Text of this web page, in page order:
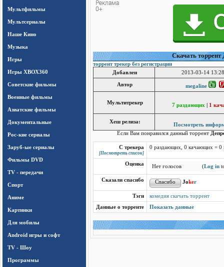
Мультфильмы
Мультсериалы
Наше Кино
Музыка
Игры
Игры ХВОХ360
Cоветские фильмы
Военные фильмы
Азиатские фильмы
Документальные
Рос-кие сериалы
Заруб-ые сериалы
Фильмы DVD
TV - передачи
Спорт
Аниме
Картинки
Для мобилы
Android игры и софт
TV - Шоу
Программы
Cкачать
торрент трекер без регистрации
Добавлен
2013-03-14
Автор megaline
Мультитрекер 7 раздающих 1
Хеш релиза:
Посмотреть
Если Вам понравился данный торрент
С трекера
[Посмотреть список]
0 раздающих, 0 качающих = 0
Оценка Нет голосов (Log in
Сказали спасибо Joker
Тэги
комедия скачать торрент
Данные о торренте
Показать данные